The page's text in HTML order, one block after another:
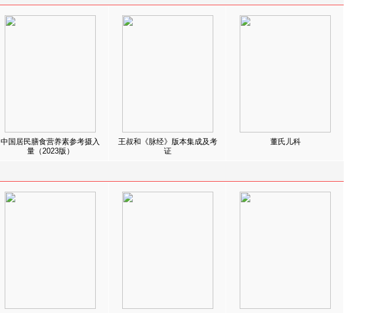
中国居民膳食营养素参考摄入
量（2023版）
王叔和《脉经》版本集成及考
证
董氏儿科